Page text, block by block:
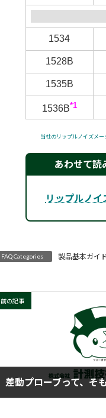
1534
1528B
1535B
1536B*1
当社のリップルノイズメ
あわせて読
リップルノ
FAQ Categories 製品基本ガイ
前の記事
差動プローブって、そ